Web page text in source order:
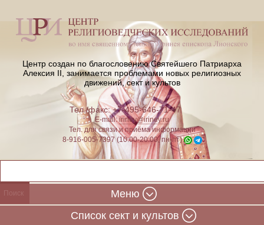
Центр создан по благословению Святейшего Патриарха
Алексия II, занимается проблемами новых религиозных
движений, сект и культов
Тел./факс: +7-495-646-71-47
E-mail:iriney@iriney.ru
Тел. для связи и приёма информации
8-916-005-7397 (10:00-20:00, пн-пт)
Меню
Cписок сект и культов